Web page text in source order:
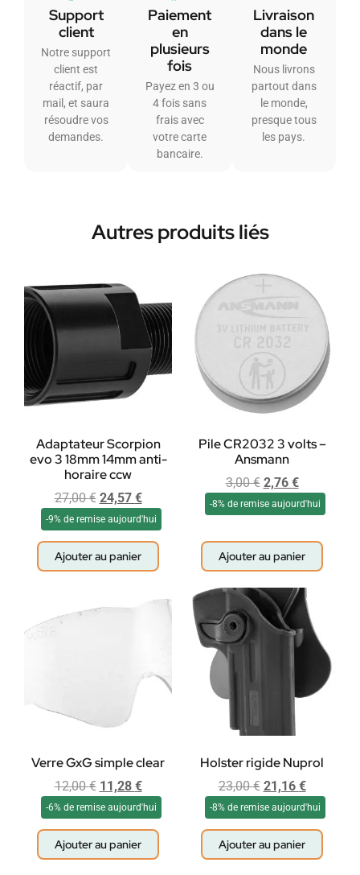
Support
client
Notre support
client est
réactif, par
mail, et saura
résoudre vos
demandes.
Paiement
en
plusieurs
fois
Payez en 3 ou
4 fois sans
frais avec
votre carte
bancaire.
Livraison
dans le
monde
Nous livrons
partout dans
le monde,
presque tous
les pays.
Autres produits liés
Adaptateur Scorpion
evo 3 18mm 14mm anti-
horaire ccw
27,00€ 24,57 €
-9% de remise aujourd'hui
Ajouter au panier
Pile CR2032 3 volts –
Ansmann
3,00€ 2,76 €
-8% de remise aujourd'hui
Ajouter au panier
Verre GxG simple clear
12,00€ 11,28 €
-6% de remise aujourd'hui
Ajouter au panier
Holster rigide Nuprol
23,00€ 21,16 €
-8% de remise aujourd'hui
Ajouter au panier